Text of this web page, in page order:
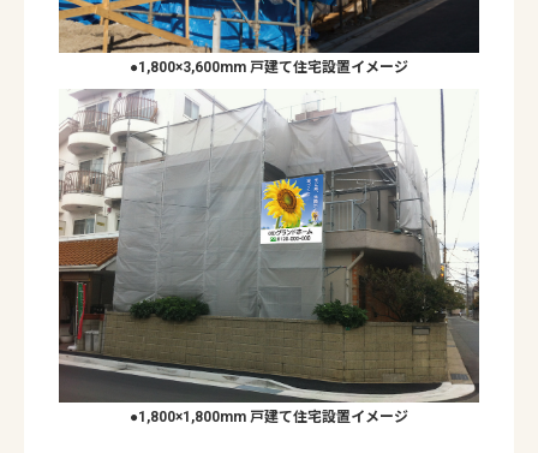
●1,800×3,600mm 戸建て住宅設置イメージ
●1,800×1,800mm 戸建て住宅設置イメージ